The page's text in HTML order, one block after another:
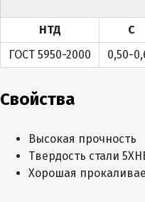
НТД
C
ГОСТ 5950-2000
0,50-
Свойства
Высокая прочность
Твердость стали
Хорошая